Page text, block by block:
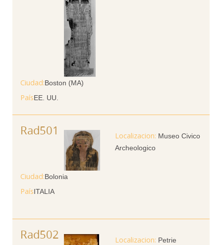
Ciudad Boston (MA)
PaísEE. UU.
Rad501
Museo Civico
Archeologico
Ciudad Bolonia
PaísITALIA
Rad502
Petrie